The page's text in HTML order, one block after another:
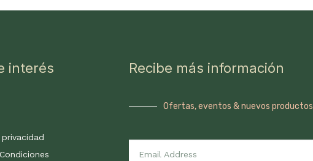
interés Recibe más información
Ofertas, eventos & nuevos productos